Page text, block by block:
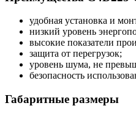
удобная установка и
низкий уровень
высокие показатели
защита от перегрузок;
уровень шума, не
безопасность
Габаритные размеры